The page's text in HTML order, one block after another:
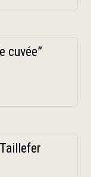
cuvée”